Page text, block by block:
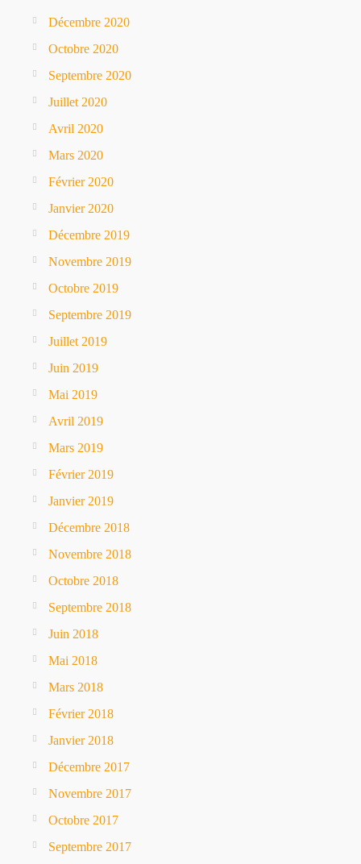
Décembre 2020
Octobre 2020
Septembre 2020
Juillet 2020
Avril 2020
Mars 2020
Février 2020
Janvier 2020
Décembre 2019
Novembre 2019
Octobre 2019
Septembre 2019
Juillet 2019
Juin 2019
Mai 2019
Avril 2019
Mars 2019
Février 2019
Janvier 2019
Décembre 2018
Novembre 2018
Octobre 2018
Septembre 2018
Juin 2018
Mai 2018
Mars 2018
Février 2018
Janvier 2018
Décembre 2017
Novembre 2017
Octobre 2017
Septembre 2017